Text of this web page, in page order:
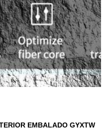
EMBALADO GYXTW